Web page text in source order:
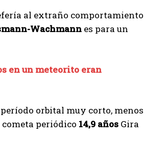
al extraño comportamiento
Wachmann es para un
en un meteorito eran
orbital muy corto, menos
cometa periódico 14,9 años Gira